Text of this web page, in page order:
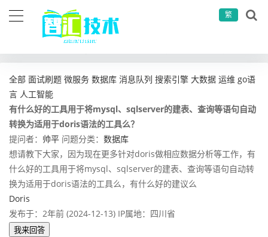
繁
全部 面试刷题 微服务 数据库 消息队列 搜索引擎 大数据 运维 go语
言 人工智能
有什么好的工具用于将mysql、sqlserver的建表、查询等语句自动
转换为适用于doris语法的工具么？
提问者： 帅平 问题分类： 数据库
想请教下大家，因为现在更多针对doris做相应数据分析等工作，有
什么好的工具用于将mysql、sqlserver的建表、查询等语句自动转
换为适用于doris语法的工具么，有什么好的建议么
Doris
发布于：2年前 (2024-12-13) IP属地：四川省
我来回答